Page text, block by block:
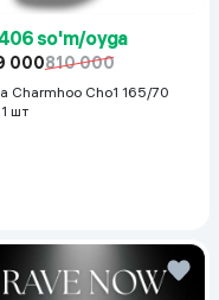
so'm/oyga
000810 000
Cho1 165/70
шт